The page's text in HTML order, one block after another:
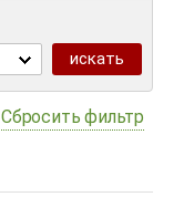
Сбросить фильтр